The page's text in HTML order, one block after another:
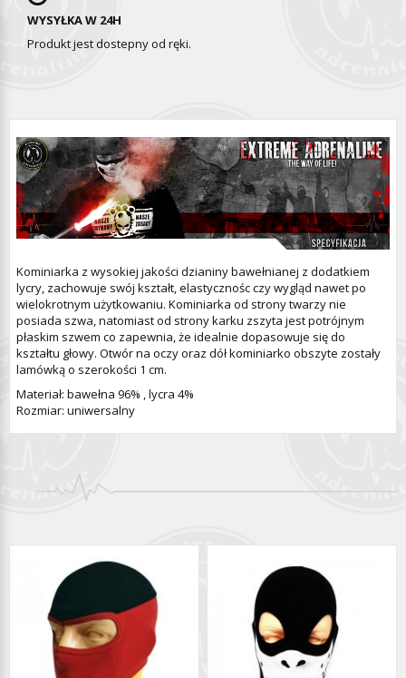
WYSYŁKA W 24H
Produkt jest dostepny od ręki.
Kominiarka z wysokiej jakości dzianiny bawełnianej z dodatkiem
lycry, zachowuje swój kształt, elastycznośc czy wygląd nawet po
wielokrotnym użytkowaniu. Kominiarka od strony twarzy nie
posiada szwa, natomiast od strony karku zszyta jest potrójnym
płaskim szwem co zapewnia, że idealnie dopasowuje się do
kształtu głowy. Otwór na oczy oraz dół kominiarko obszyte zostały
lamówką o szerokości 1 cm.
Materiał: bawełna 96% , lycra 4%
Rozmiar: uniwersalny